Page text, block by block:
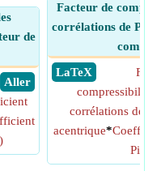
de
​ Aller
Facteur de
corrélations de
​ LaTeX
compressibilité
corrélations de
acentrique*